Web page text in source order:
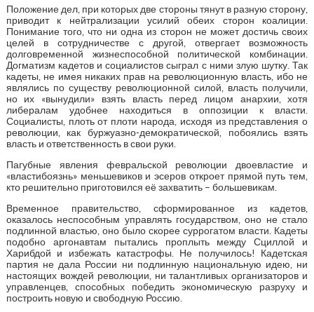
Положение дел, при которых две стороны тянут в разную сторону,
приводит к нейтрализации усилий обеих сторон коалиции.
Понимание того, что ни одна из сторон не может достичь своих
целей в сотрудничестве с другой, отвергает возможность
долговременной жизнеспособной политической комбинации.
Догматизм кадетов и социалистов сыграл с ними злую шутку. Так
кадеты, не имея никаких прав на революционную власть, ибо не
являлись по существу революционной силой, власть получили,
но их «вынудили» взять власть перед лицом анархии, хотя
либералам удобнее находиться в оппозиции к власти.
Социалисты, плоть от плоти народа, исходя из представления о
революции, как буржуазно-демократической, побоялись взять
власть и ответственность в свои руки.
Пагубные явления февральской революции двоевластие и
«властибоязнь» меньшевиков и эсеров откроет прямой путь тем,
кто решительно приготовился её захватить – большевикам.
Временное правительство, сформированное из кадетов,
оказалось неспособным управлять государством, оно не стало
подлинной властью, оно было скорее суррогатом власти. Кадеты
подобно аргонавтам пытались проплыть между Сциллой и
Харибдой и избежать катастрофы. Не получилось! Кадетская
партия не дала России ни подлинную национальную идею, ни
настоящих вождей революции, ни талантливых организаторов и
управленцев, способных победить экономическую разруху и
построить новую и свободную Россию.